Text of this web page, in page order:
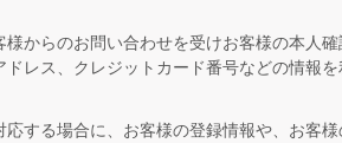
からのお問い合わせを受けお客様の本人
レス、クレジットカード番号などの情報を
する場合に、お客様の登録情報や、お客